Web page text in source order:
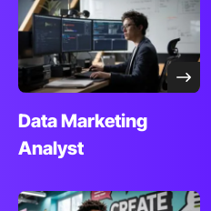
Data Marketing
Analyst